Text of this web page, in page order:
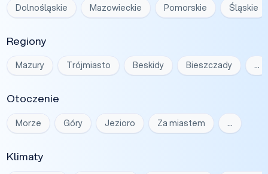
Dolnośląskie Mazowieckie Pomorskie Śląskie
Regiony
Mazury Trójmiasto Beskidy Bieszczady …
Otoczenie
Morze Góry Jezioro Za miastem …
Klimaty